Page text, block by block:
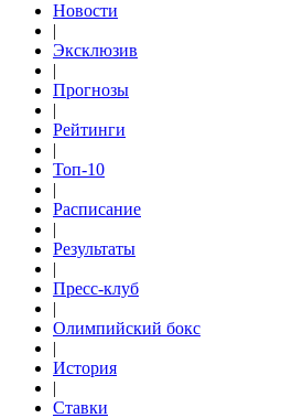
Новости
|
Эксклюзив
|
Прогнозы
|
Рейтинги
|
Топ-10
|
Расписание
|
Результаты
|
Пресс-клуб
|
Олимпийский бокс
|
История
|
Ставки